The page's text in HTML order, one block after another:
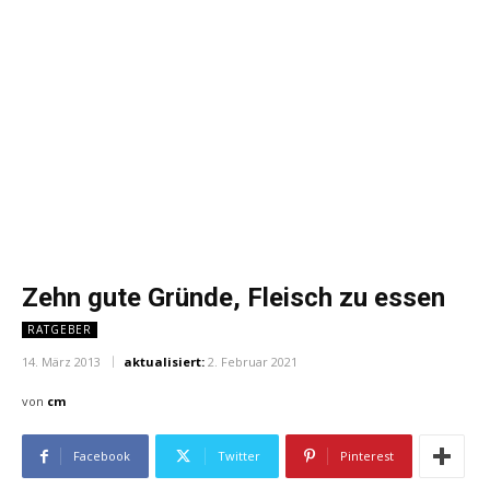
Zehn gute Gründe, Fleisch zu essen
RATGEBER
14. März 2013 aktualisiert: 2. Februar 2021
von cm
Facebook Twitter Pinterest